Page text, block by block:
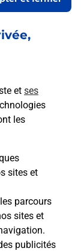
et ses
les
sites et
parcours
sites et
publicités
proche
de